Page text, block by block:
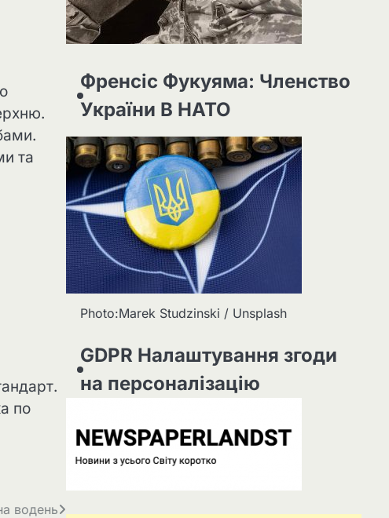
та
по
водень
Френсіс Фукуяма: Членство
України В НАТО
Photo:Marek Studzinski / Unsplash
GDPR Налаштування згоди
на персоналізацію